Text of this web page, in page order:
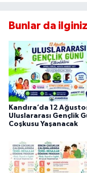
Bunlar da
Kandıra’da 12
Uluslararası Gençlik
Coşkusu Yaşanacak